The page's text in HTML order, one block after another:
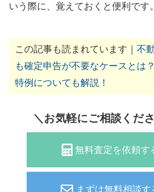
いう際に、覚えておくと便利です。
この記事も読まれています｜ 不
も確定申告が不要なケースとは
特例についても解説！
＼お気軽にご相談くだ
無料査定を依頼す
まずは無料相談す